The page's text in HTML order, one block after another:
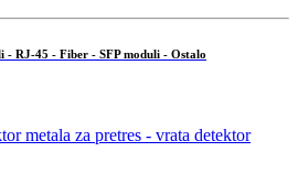
RJ-45 - Fiber - SFP moduli - Ostalo